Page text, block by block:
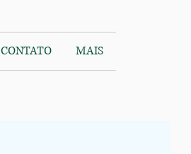
CONTATO MAIS